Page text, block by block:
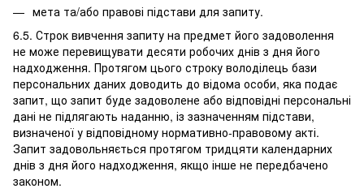
мета та/або правові підстави для запиту.
6.5. Строк вивчення запиту на предмет його задоволення
не може перевищувати десяти робочих днів з дня його
надходження. Протягом цього строку володілець бази
персональних даних доводить до відома особи, яка подає
запит, що запит буде задоволене або відповідні персональні
дані не підлягають наданню, із зазначенням підстави,
визначеної у відповідному нормативно-правовому акті.
Запит задовольняється протягом тридцяти календарних
днів з дня його надходження, якщо інше не передбачено
законом.